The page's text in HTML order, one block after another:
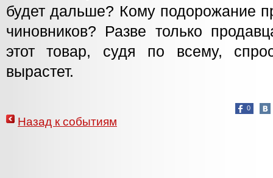
будет дальше? Кому подорожание
чиновников? Разве только
этот товар, судя по всему,
вырастет.
0
Назад к событиям